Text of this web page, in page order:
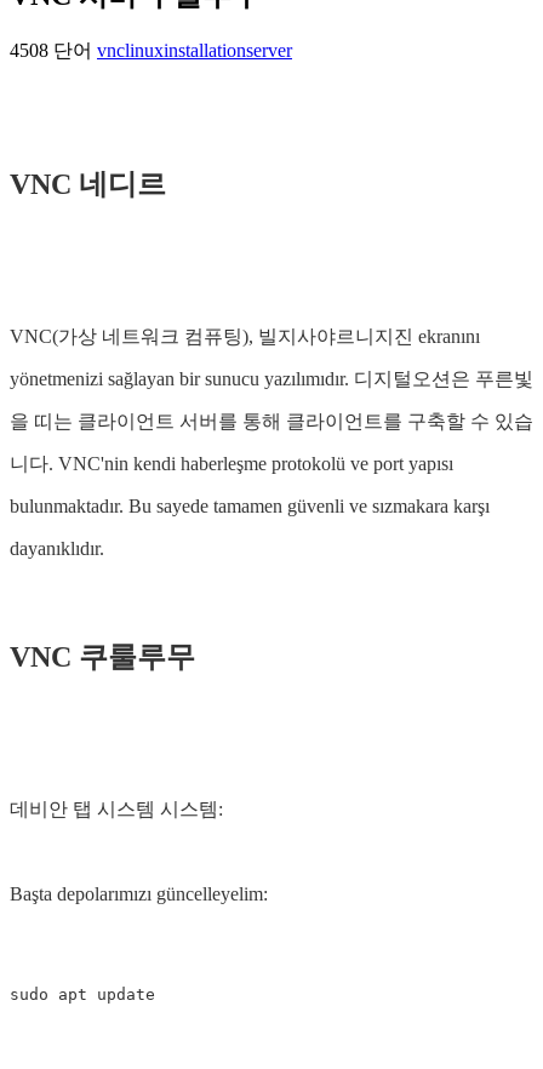
4508 단어 vnclinuxinstallationserver
VNC 네디르
VNC(가상 네트워크 컴퓨팅), 빌지사야르니지진 ekranını
yönetmenizi sağlayan bir sunucu yazılımıdır. 디지털오션은 푸른빛
을 띠는 클라이언트 서버를 통해 클라이언트를 구축할 수 있습
니다. VNC'nin kendi haberleşme protokolü ve port yapısı
bulunmaktadır. Bu sayede tamamen güvenli ve sızmakara karşı
dayanıklıdır.
VNC 쿠룰루무
데비안 탭 시스템 시스템:
Başta depolarımızı güncelleyelim: